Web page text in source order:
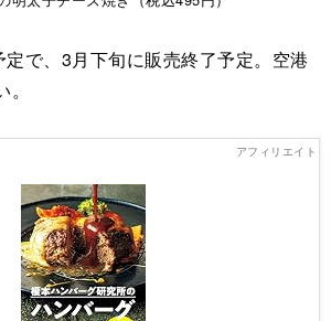
で、3月下旬に販売終了予定。空港